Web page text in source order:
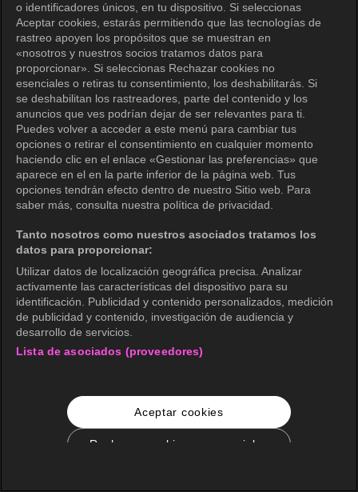
o identificadores únicos, en tu dispositivo. Si seleccionas
Aceptar cookies, estarás permitiendo que las tecnologías de
rastreo apoyen los propósitos que se muestran en
«nosotros y nuestros socios tratamos datos para
proporcionar». Si seleccionas Rechazar cookies no
esenciales o retiras tu consentimiento, los deshabilitarás. Si
se deshabilitan los rastreadores, parte del contenido y los
anuncios que ves podrían dejar de ser relevantes para ti.
Puedes volver a acceder a este menú para cambiar tus
opciones o retirar el consentimiento en cualquier momento
haciendo clic en el enlace «Gestionar las preferencias» que
aparece en el en la parte inferior de la página web. Tus
opciones tendrán efecto dentro de nuestro Sitio web. Para
saber más, consulta nuestra política de privacidad.
Tanto nosotros como nuestros asociados tratamos los
datos para proporcionar:
Utilizar datos de localización geográfica precisa. Analizar
activamente las características del dispositivo para su
identificación. Publicidad y contenido personalizados, medición
de publicidad y contenido, investigación de audiencia y
desarrollo de servicios.
Lista de asociados (proveedores)
Aceptar cookies
Rechazar cookies no esenciales